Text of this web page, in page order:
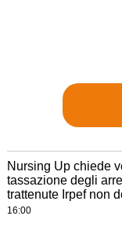
Nursing Up chiede
tassazione degli
trattenute Irpef non
16:00